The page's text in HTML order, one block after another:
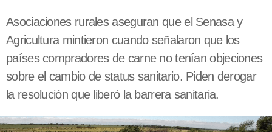
Asociaciones rurales aseguran que el Senasa y
Agricultura mintieron cuando señalaron que los
países compradores de carne no tenían objeciones
sobre el cambio de status sanitario. Piden derogar
la resolución que liberó la barrera sanitaria.